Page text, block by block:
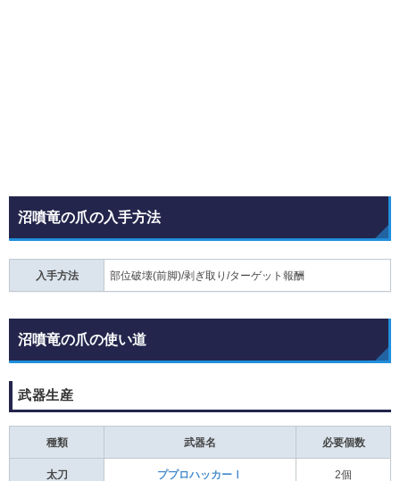
沼噴竜の爪の入手方法
入手方法 部位破壊(前脚)/剥ぎ取り/ターゲット報酬
沼噴竜の爪の使い道
武器生産
種類 武器名 必要個数
太刀 ププロハッカーⅠ 2個